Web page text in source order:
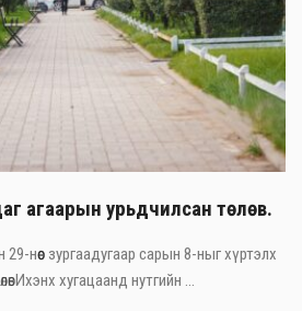
агаарын урьдчилсан төлөв.
нөөс зургаадугаар сарын 8-ныг хүртэлх
хугацаанд нутгийн ...